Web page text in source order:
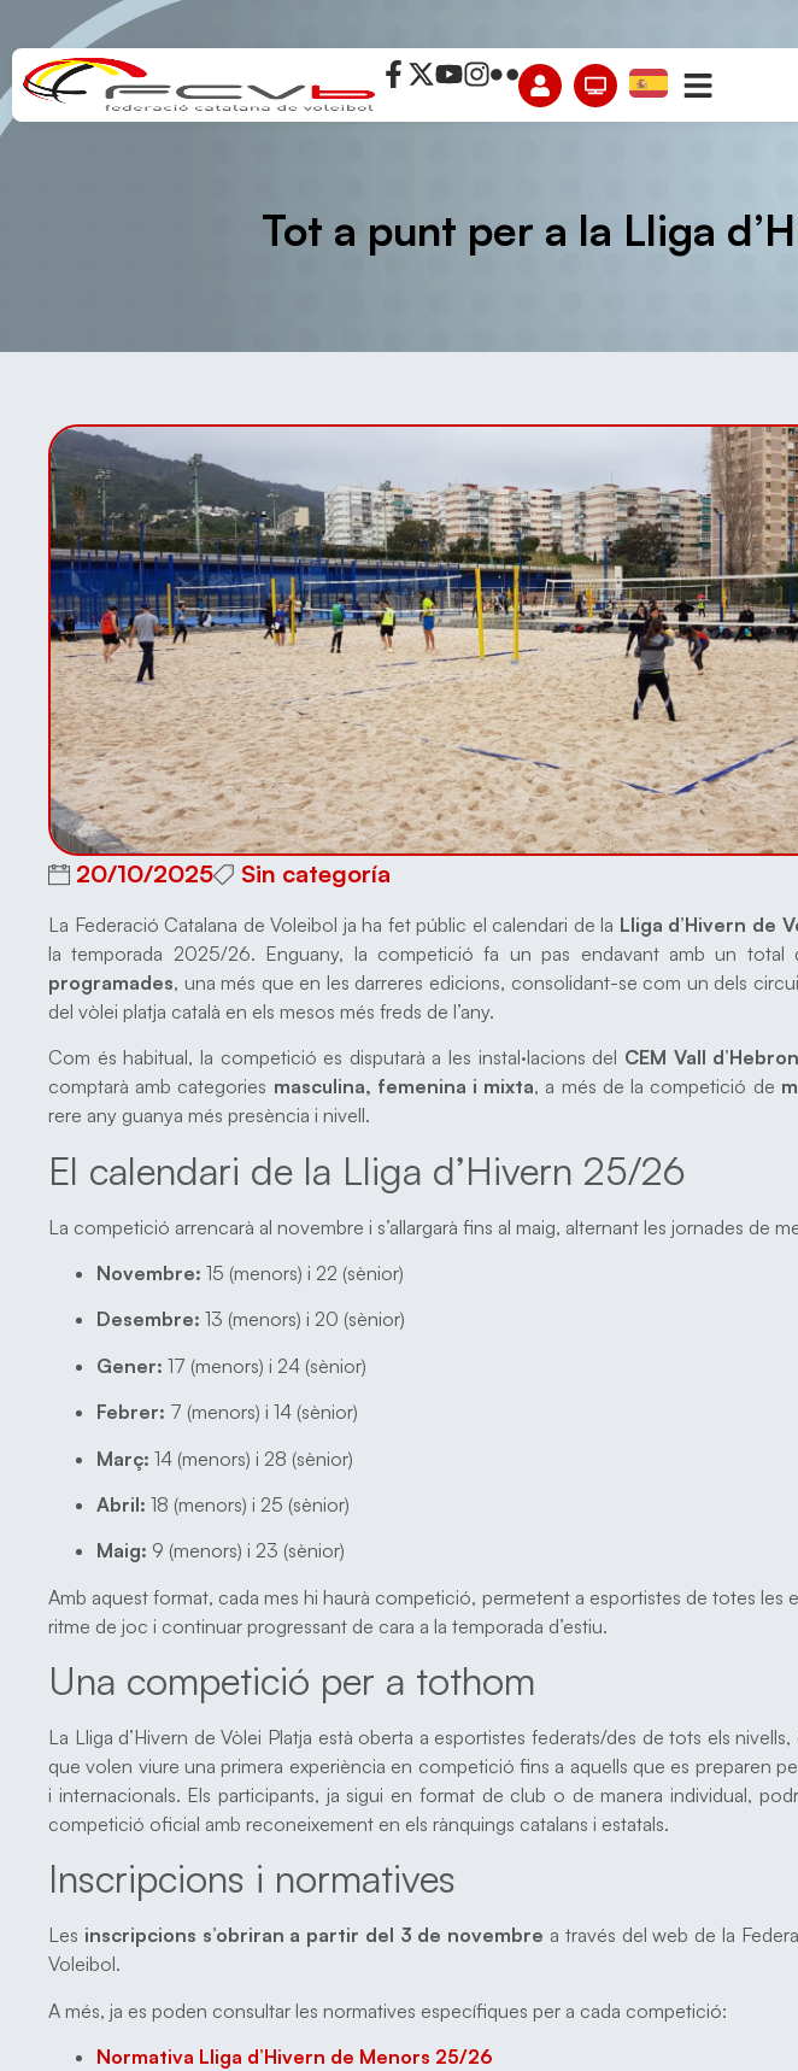
Tot a punt per a la Lliga
20/10/2025 Sin categoría
La Federació Catalana de Voleibol ja ha fet públic el calendari de la Lliga d’Hivern de
la temporada 2025/26. Enguany, la competició fa un pas endavant amb un total
programades, una més que en les darreres edicions, consolidant-se com un dels
del vòlei platja català en els mesos més freds de l’any.
Com és habitual, la competició es disputarà a les instal·lacions del CEM Vall d’Hebron
comptarà amb categories masculina, femenina i mixta, a més de la competició de
rere any guanya més presència i nivell.
El calendari de la Lliga d’Hivern 25/26
La competició arrencarà al novembre i s’allargarà fins al maig, alternant les jornades de
Novembre: 15 (menors) i 22 (sènior)
Desembre: 13 (menors) i 20 (sènior)
Gener: 17 (menors) i 24 (sènior)
Febrer: 7 (menors) i 14 (sènior)
Març: 14 (menors) i 28 (sènior)
Abril: 18 (menors) i 25 (sènior)
Maig: 9 (menors) i 23 (sènior)
Amb aquest format, cada mes hi haurà competició, permetent a esportistes de totes les
ritme de joc i continuar progressant de cara a la temporada d’estiu.
Una competició per a tothom
La Lliga d’Hivern de Vòlei Platja està oberta a esportistes federats/des de tots els
que volen viure una primera experiència en competició fins a aquells que es preparen
i internacionals. Els participants, ja sigui en format de club o de manera individual,
competició oficial amb reconeixement en els rànquings catalans i estatals.
Inscripcions i normatives
Les inscripcions s’obriran a partir del 3 de novembre a través del web de la
Voleibol.
A més, ja es poden consultar les normatives específiques per a cada competició:
Normativa Lliga d’Hivern de Menors 25/26